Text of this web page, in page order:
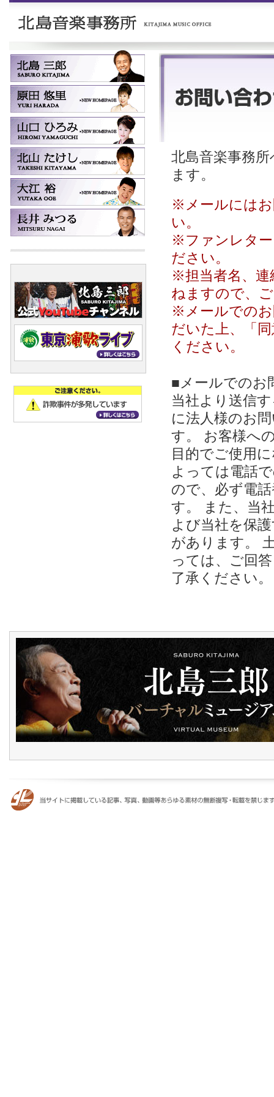
北島音楽事務
ます。
※メールにはお
い。
※ファンレター
ださい。
※担当者名、連
ねますので、
※メールでのお
だいた上、「
ください。
■メールでのお
当社より送信
に法人様のお
す。 お客様へ
目的でご使用
よっては電話
ので、必ず電
す。 また、当
よび当社を保
があります。
っては、ご回
了承ください。